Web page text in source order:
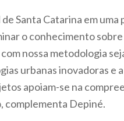
Santa Catarina em
o conhecimento
nossa metodologia
urbanas inovadoras
apoiam-se na
complementa Depiné.